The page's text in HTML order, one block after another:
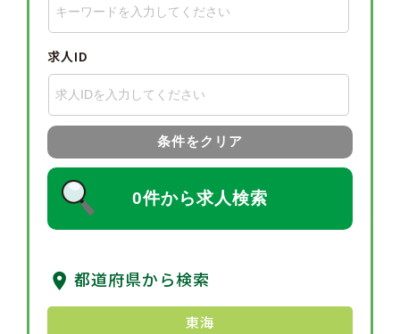
求人ID
条件をクリア
0件から求人検索
都道府県から検索
東海